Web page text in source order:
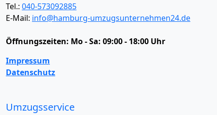
Tel.: 040-573092885
E-Mail: info@hamburg-umzugsunternehmen24.de
Öffnungszeiten: Mo - Sa: 09:00 - 18:00 Uhr
Impressum
Datenschutz
Umzugsservice